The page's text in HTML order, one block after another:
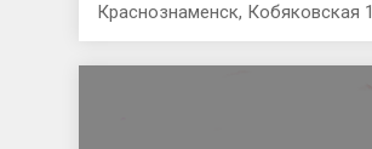
Краснознаменск, Кобяковская 1